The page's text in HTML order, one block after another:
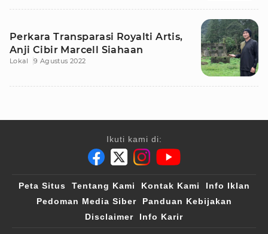
Perkara Transparasi Royalti Artis,
Anji Cibir Marcell Siahaan
Lokal 9 Agustus 2022
Ikuti kami di:
Peta Situs Tentang Kami Kontak Kami
Info Iklan
Pedoman Media Siber
Panduan Kebijakan
Disclaimer
Info Karir